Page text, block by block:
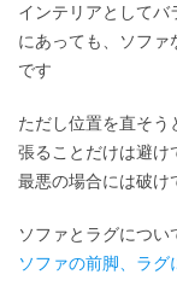
インテリアとして
にあっても、ソフ
です
ただし位置を直そう
張ることだけは避け
最悪の場合には破け
ソファとラグにつ
ソファの前脚、ラグ